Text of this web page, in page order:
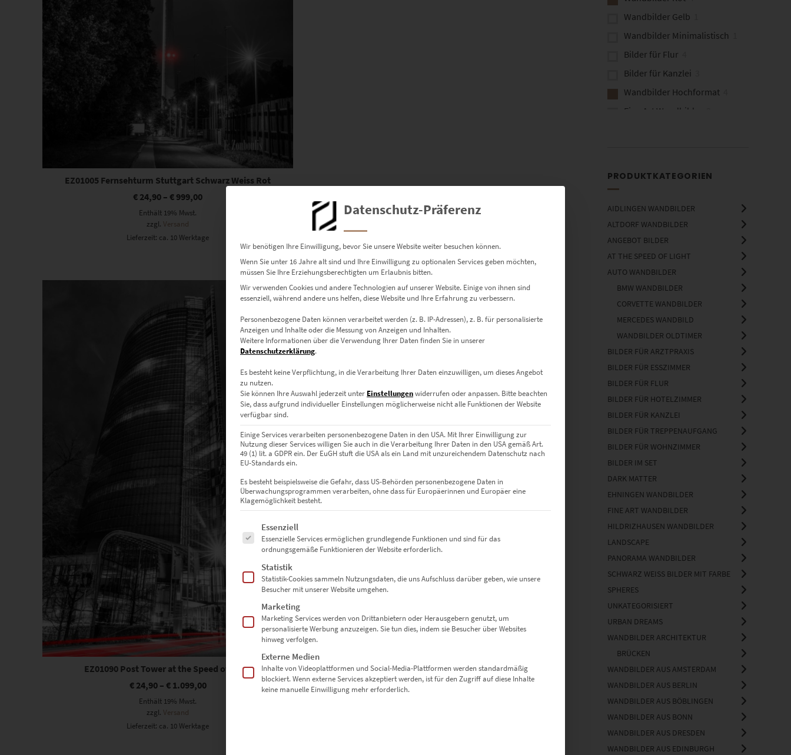
EZ01005 Fernsehturm Stuttgart Schwarz Weiss Rot
€ 24,90 –€ 999,00
Enthält 19% Mwst.
zzgl.Versand
Lieferzeit: ca. 10 Werktage
Dieses Produkt weist mehrere Varianten auf. Die Optionen können auf der Produktseite gewählt werden
EZ01090 Post Tower at the Speed of Light
€24,90– €1.099,00
Enthält 19% Mwst.
zzgl.Versand
Lieferzeit: ca. 10 Werktage
EZ01020 Hildrizhausen Vol IV
€24,90–€1.099,00
Wandbilder Gelb
Wandbilder Minimalistisch
Bilder für Flur
Bilder für Kanzlei
Wandbilder Hochformat
Fine Art Wandbilder
PRODUKTKATEGORIEN
AIDLINGEN WANDBILDER
ALTDORF WANDBILDER
ANGEBOT BILDER
AT THE SPEED OF LIGHT
AUTO WANDBILDER
BMW WANDBILDER
CORVETTE WANDBILDER
MERCEDES WANDBILD
WANDBILDER OLDTIMER
BILDER FÜR ARZTPRAXIS
BILDER FÜR ESSZIMMER
BILDER FÜR FLUR
BILDER FÜR HOTELZIMMER
BILDER FÜR KANZLEI
BILDER FÜR TREPPENAUFGANG
BILDER FÜR WOHNZIMMER
BILDER IM SET
DARK MATTER
EHNINGEN WANDBILDER
FINE ART WANDBILDER
HILDRIZHAUSEN WANDBILDER
LANDSCAPE
PANORAMA WANDBILDER
SCHWARZ WEISS BILDER MIT FARBE
SPHERES
UNKATEGORISIERT
URBAN DREAMS
WANDBILDER ARCHITEKTUR
BRÜCKEN
WANDBILDER AUS AMSTERDAM
WANDBILDER AUS BERLIN
WANDBILDER AUS BÖBLINGEN
WANDBILDER AUS BONN
WANDBILDER AUS DRESDEN
WANDBILDER AUS EDINBURGH
Datenschutz-Präferenz
Wir benötigen Ihre Einwilligung, bevor Sie unsere Website weiter besuchen können.
Wenn Sie unter 16 Jahre alt sind und Ihre Einwilligung zu optionalen Services geben möchten,
müssen Sie Ihre Erziehungsberechtigten um Erlaubnis bitten.
Wir verwenden Cookies und andere Technologien auf unserer Website. Einige von ihnen sind
essenziell, während andere uns helfen, diese Website und Ihre Erfahrung zu verbessern.
Personenbezogene Daten können verarbeitet werden (z. B. IP-Adressen), z. B. für personalisierte
Anzeigen und Inhalte oder die Messung von Anzeigen und Inhalten.
Weitere Informationen über die Verwendung Ihrer Daten finden Sie in unserer
Datenschutzerklärung.
Es besteht keine Verpflichtung, in die Verarbeitung Ihrer Daten einzuwilligen, um dieses Angebot
zu nutzen.
Sie können Ihre Auswahl jederzeit unter Einstellungenwiderrufen oder anpassen. Bitte beachten
Sie, dass aufgrund individueller Einstellungen möglicherweise nicht alle Funktionen der Website
verfügbar sind.
Einige Services verarbeiten personenbezogene Daten in den USA. Mit Ihrer Einwilligung zur
Nutzung dieser Services willigen Sie auch in die Verarbeitung Ihrer Daten in den USA gemäß Art.
49 (1) lit. a GDPR ein. Der EuGH stuft die USA als ein Land mit unzureichendem Datenschutz nach
EU-Standards ein.
Es besteht beispielsweise die Gefahr, dass US-Behörden personenbezogene Daten in
Überwachungsprogrammen verarbeiten, ohne dass für Europäerinnen und Europäer eine
Klagemöglichkeit besteht.
Es folgt eine Liste der Service-Gruppen, für die eine Einwilligung erteilt werden kann. Die erste Service-Gruppe ist essenziell und kann nicht
Essenziell
Essenzielle Services ermöglichen grundlegende Funktionen und sind für das
ordnungsgemäße Funktionieren der Website erforderlich.
Statistik
Statistik-Cookies sammeln Nutzungsdaten, die uns Aufschluss darüber geben, wie unsere
Besucher mit unserer Website umgehen.
Marketing
Marketing Services werden von Drittanbietern oder Herausgebern genutzt, um
personalisierte Werbung anzuzeigen. Sie tun dies, indem sie Besucher über Websites
hinweg verfolgen.
Externe Medien
Inhalte von Videoplattformen und Social-Media-Plattformen werden standardmäßig
blockiert. Wenn externe Services akzeptiert werden, ist für den Zugriff auf diese Inhalte
keine manuelle Einwilligung mehr erforderlich.